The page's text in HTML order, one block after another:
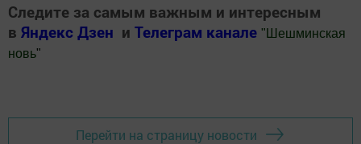
Следите за самым важным и интересным
в Яндекс Дзен и Телеграм канале " Шешминская
новь"
Перейти на страницу новости